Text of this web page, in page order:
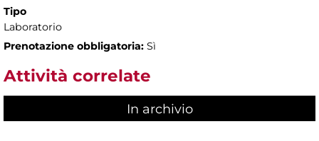
Tipo
Laboratorio
Prenotazione obbligatoria: Sì
Attività correlate
In archivio